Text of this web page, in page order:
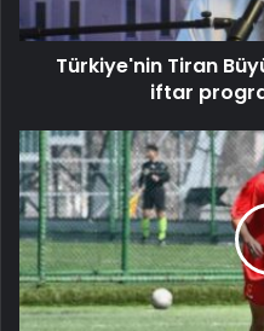
Türkiye'nin Tiran
iftar